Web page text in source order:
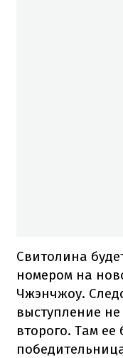
Свитолина
номером на
Чжэнчжоу.
выступление не
второго. Там ее